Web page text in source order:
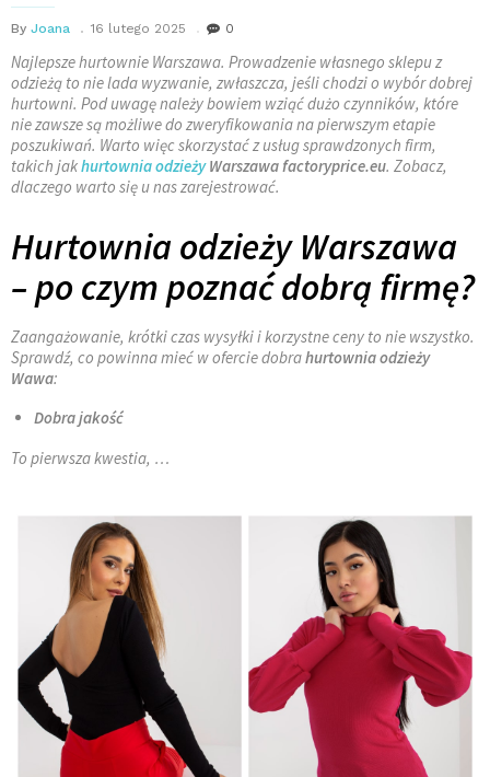
By Joana 16 lutego 2025 0
Najlepsze hurtownie Warszawa. Prowadzenie własnego sklepu z
odzieżą to nie lada wyzwanie, zwłaszcza, jeśli chodzi o wybór dobrej
hurtowni. Pod uwagę należy bowiem wziąć dużo czynników, które
nie zawsze są możliwe do zweryfikowania na pierwszym etapie
poszukiwań. Warto więc skorzystać z usług sprawdzonych firm,
takich jakhurtownia odzieżyWarszawa factoryprice.eu. Zobacz,
dlaczego warto się u nas zarejestrować.
Hurtownia odzieży Warszawa
– po czym poznać dobrą firmę?
Zaangażowanie, krótki czas wysyłki i korzystne ceny to nie wszystko.
Sprawdź, co powinna mieć w ofercie dobrahurtownia odzieży
Wawa:
Dobra jakość
To pierwsza kwestia, …